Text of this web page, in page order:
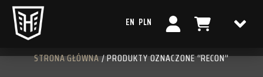
EN PLN
STRONA GŁÓWNA/ PRODUKTY OZNACZONE “RECON”